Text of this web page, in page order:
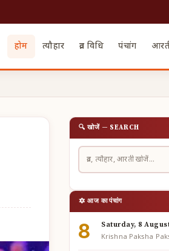
होम त्यौहार व्रत विधि पंचांग
🔍 खोजें — SEARCH
🔯 आज का पंचांग
8 Saturday, 8
Krishna Paksha